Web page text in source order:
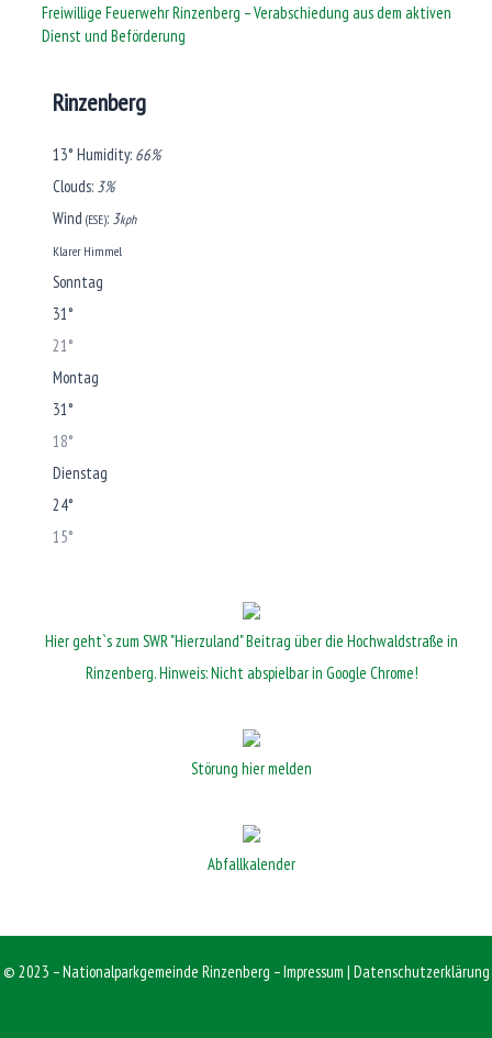
Freiwillige Feuerwehr Rinzenberg – Verabschiedung aus dem aktiven
Dienst und Beförderung
Rinzenberg
13° Humidity: 66%
Clouds: 3%
Wind(ESE): 3kph
Klarer Himmel
Sonntag
31°
21°
Montag
31°
18°
Dienstag
24°
15°
Hier geht`s zum SWR "Hierzuland" Beitrag über die Hochwaldstraße in
Rinzenberg. Hinweis: Nicht abspielbar in Google Chrome!
Störung hier melden
Abfallkalender
© 2023 – Nationalparkgemeinde Rinzenberg –Impressum | Datenschutzerklärung